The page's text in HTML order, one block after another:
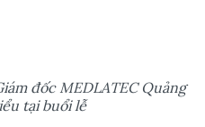
đốc MEDLATEC Quảng
tại buổi lễ